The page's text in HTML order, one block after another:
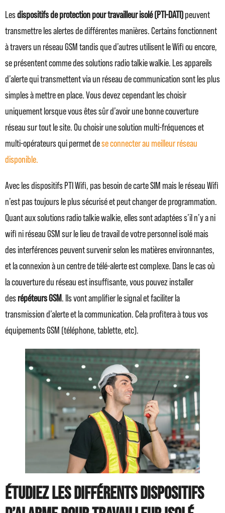
Lesdispositifs de protection pour travailleur isolé (PTI-DATI) peuvent
transmettre les alertes de différentes manières. Certains fonctionnent
à travers un réseau GSM tandis que d’autres utilisent le Wifi ou encore,
se présentent comme des solutions radio talkie walkie. Les appareils
d’alerte qui transmettent via un réseau de communication sont les plus
simples à mettre en place. Vous devez cependant les choisir
uniquement lorsque vous êtes sûr d’avoir une bonne couverture
réseau sur tout le site. Ou choisir une solution multi-fréquences et
multi-opérateurs qui permet dese connecter au meilleur réseau
disponible.
Avec les dispositifs PTI Wifi, pas besoin de carte SIM mais le réseau Wifi
n’est pas toujours le plus sécurisé et peut changer de programmation.
Quant aux solutions radio talkie walkie, elles sont adaptées s’il n’y a ni
wifi ni réseau GSM sur le lieu de travail de votre personnel isolé mais
des interférences peuvent survenir selon les matières environnantes,
et la connexion à un centre de télé-alerte est complexe. Dans le cas où
la couverture du réseau est insuffisante, vous pouvez installer
des répéteurs GSM. Ils vont amplifier le signal et faciliter la
transmission d’alerte et la communication. Cela profitera à tous vos
équipements GSM (téléphone, tablette, etc).
Étudiez les différents dispositifs